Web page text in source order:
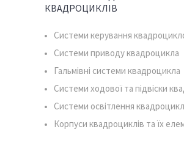
КВАДРОЦИКЛІВ
Системи керування
Системи приводу квадроцикла
Гальмівні системи квадроцикла
Системи ходової та підвіски
Системи освітлення
Корпуси квадроциклів та їх